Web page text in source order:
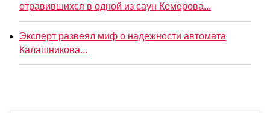
отравившихся в одной из саун Кемерова...
Эксперт развеял миф о надежности автомата
Калашникова...